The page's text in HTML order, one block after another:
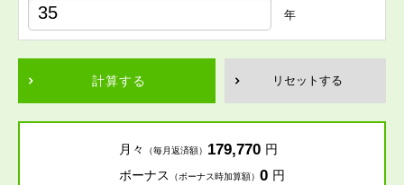
年
計算する リセットする
月々 （毎月返済額） 179,770 円
ボーナス
（ボーナス時加算額） 0 円